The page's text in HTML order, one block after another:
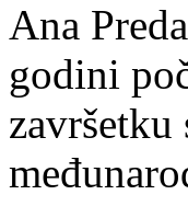
Ana
godini